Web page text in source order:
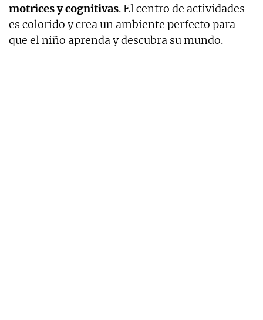
motrices y cognitivas. El centro de actividades
es colorido y crea un ambiente perfecto para
que el niño aprenda y descubra su mundo.